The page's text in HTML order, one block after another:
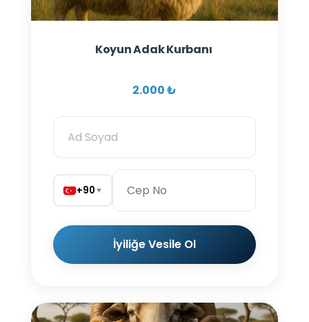
Koyun Adak Kurbanı
2.000 ₺
+90▼
İyiliğe Vesile Ol